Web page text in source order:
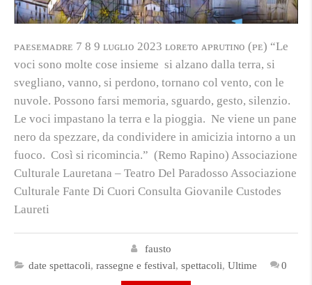
ᴘᴀᴇsᴇᴍᴀᴅʀᴇ 7 8 9 ʟᴜɢʟɪᴏ 2023 ʟᴏʀᴇᴛᴏ ᴀᴘʀᴜᴛɪɴᴏ (ᴘᴇ) “Le
voci sono molte cose insieme si alzano dalla terra, si
svegliano, vanno, si perdono, tornano col vento, con le
nuvole. Possono farsi memoria, sguardo, gesto, silenzio.
Le voci impastano la terra e la pioggia. Ne viene un pane
nero da spezzare, da condividere in amicizia intorno a un
fuoco. Così si ricomincia.” (Remo Rapino) Associazione
Culturale Lauretana – Teatro Del Paradosso Associazione
Culturale Fante Di Cuori Consulta Giovanile Custodes
Laureti
fausto
date spettacoli, rassegne e festival, spettacoli, Ultime 0